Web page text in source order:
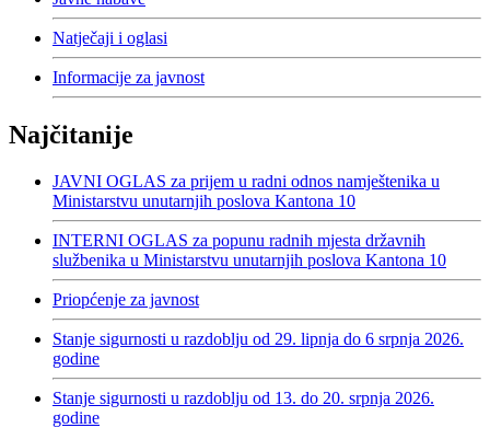
Natječaji i oglasi
Informacije za javnost
Najčitanije
JAVNI OGLAS za prijem u radni odnos namještenika u
Ministarstvu unutarnjih poslova Kantona 10
INTERNI OGLAS za popunu radnih mjesta državnih
službenika u Ministarstvu unutarnjih poslova Kantona 10
Priopćenje za javnost
Stanje sigurnosti u razdoblju od 29. lipnja do 6 srpnja 2026.
godine
Stanje sigurnosti u razdoblju od 13. do 20. srpnja 2026.
godine